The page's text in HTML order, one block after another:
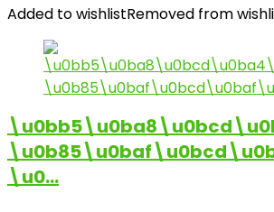
Added to wishlistRemoved from
\u0…